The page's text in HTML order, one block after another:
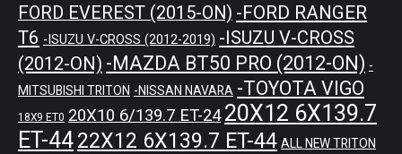
FORD EVEREST (2015-ON) -FORD RANGER
T6 -ISUZU V-CROSS (2012-2019) -ISUZU V-CROSS
(2012-ON) -MAZDA BT50 PRO (2012-ON) -
MITSUBISHI TRITON -NISSAN NAVARA -TOYOTA VIGO
18X9 ET0 20X10 6/139.7 ET-24 20X12 6X139.7
ET-4422X12 6X139.7 ET-44 ALL NEW TRITON